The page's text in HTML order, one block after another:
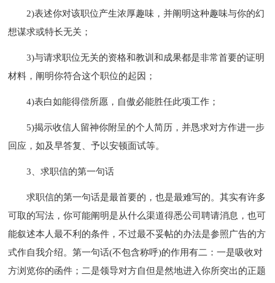
2)表述你对该职位产生浓厚趣味，并阐明这种趣味与你的幻
想谋求或特长无关；
3)与请求职位无关的资格和教训和成果都是非常首要的证明
材料，阐明你符合这个职位的起因；
4)表白如能得偿所愿，自傲必能胜任此项工作；
5)揭示收信人留神你附呈的个人简历，并恳求对方作进一步
回应，如及早答复、予以安顿面试等。
3、求职信的第一句话
求职信的第一句话是最首要的，也是最难写的。其实有许多
可取的写法，你可能阐明是从什么渠道得悉公司聘请消息，也可
能叙述本人最不利的条件，不过最不妥帖的办法是参照广告的方
式作自我介绍。第一句话(不包含称呼)的作用有二：一是吸收对
方浏览你的函件；二是领导对方自但是然地进入你所突出的正题